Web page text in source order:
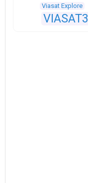
Viasat Explore
VIASAT3